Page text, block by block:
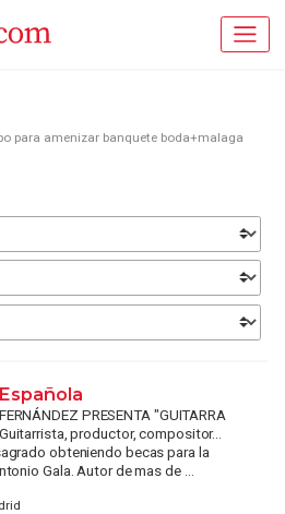
para amenizar banquete boda+malaga
PRESENTA "GUITARRA
productor, compositor...
obteniendo becas para la
Gala. Autor de mas de ...